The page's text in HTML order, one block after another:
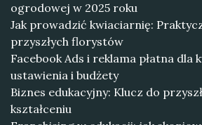
ogrodowej w 2025 roku
Jak prowadzić kwiaciarnię:
przyszłych florystów
Facebook Ads i reklama płatna dla
ustawienia i budżety
Biznes edukacyjny: Klucz do
kształceniu